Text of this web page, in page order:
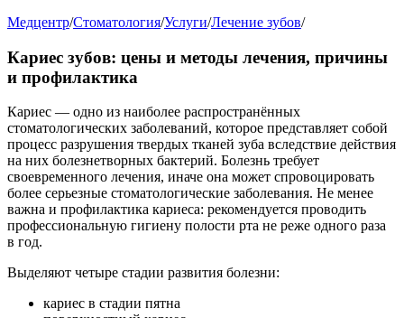
Медцентр/Стоматология/Услуги/Лечение зубов/
Кариес зубов: цены и методы лечения, причины
и профилактика
Кариес — одно из наиболее распространённых
стоматологических заболеваний, которое представляет собой
процесс разрушения твердых тканей зуба вследствие действия
на них болезнетворных бактерий. Болезнь требует
своевременного лечения, иначе она может спровоцировать
более серьезные стоматологические заболевания. Не менее
важна и профилактика кариеса: рекомендуется проводить
профессиональную гигиену полости рта не реже одного раза
в год.
Выделяют четыре стадии развития болезни:
кариес в стадии пятна